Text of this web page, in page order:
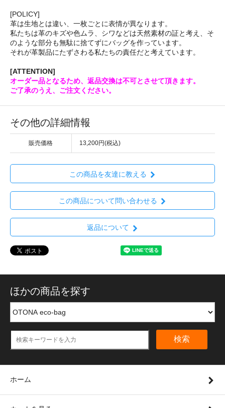
[POLICY]
革は生地とは違い、一枚ごとに表情が異なります。
私たちは革のキズや色ムラ、シワなどは天然素材の証と考え、そ
のような部分も無駄に捨てずにバッグを作っています。
それが革製品にたずさわる私たちの責任だと考えています。
[ATTENTION]
オーダー品となるため、返品交換は不可とさせて頂きます。
ご了承のうえ、ご注文ください。
その他の詳細情報
販売価格 13,200円(税込)
この商品を友達に教える
この商品について問い合わせる
返品について
ほかの商品を探す
検索
ホーム